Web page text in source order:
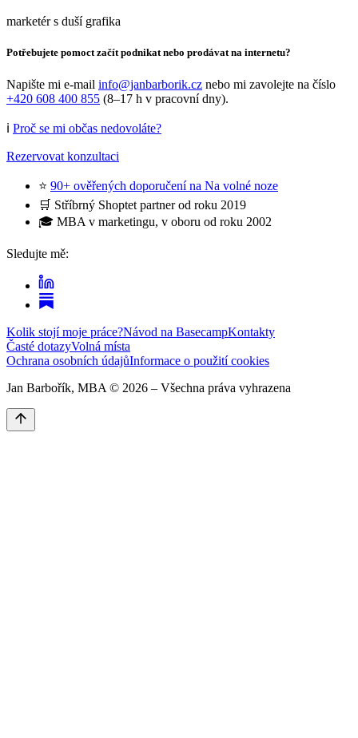
marketér s duší grafika
Potřebujete pomoct začít podnikat nebo prodávat na internetu?
Napište mi e-mail info@janbarborik.cz nebo mi zavolejte na číslo
+420 608 400 855 (8–17 h v pracovní dny).
ℹ️ Proč se mi občas nedovoláte?
Rezervovat konzultaci
⭐ 90+ ověřených doporučení na Na volné noze
🛒 Stříbrný Shoptet partner od roku 2019
🎓 MBA v marketingu, v oboru od roku 2002
Sledujte mě:
Kolik stojí moje práce?Návod na BasecampKontakty
Časté dotazyVolná místa
Ochrana osobních údajůInformace o použití cookies
Jan Barbořík, MBA © 2026 – Všechna práva vyhrazena